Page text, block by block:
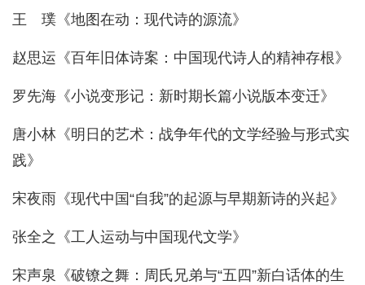
王 璞《地图在动：现代诗的源流》
赵思运《百年旧体诗案：中国现代诗人的精神存根》
罗先海《小说变形记：新时期长篇小说版本变迁》
唐小林《明日的艺术：战争年代的文学经验与形式实
践》
宋夜雨《现代中国“自我”的起源与早期新诗的兴起》
张全之《工人运动与中国现代文学》
宋声泉《破镣之舞：周氏兄弟与“五四”新白话体的生